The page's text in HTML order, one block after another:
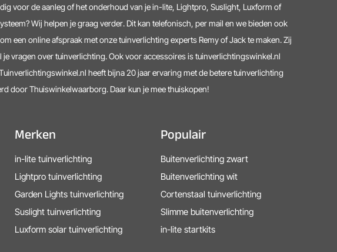
voor de aanleg of het onderhoud van je in-lite, Lightpro, Suslight, Luxform of
Wij helpen je graag verder. Dit kan telefonisch, per mail en we bieden ook
een online afspraak met onze tuinverlichting experts Remy of Jack te maken. Zij
je vragen over tuinverlichting. Ook voor accessoires is tuinverlichtingswinkel.nl
heeft bijna 20 jaar ervaring met de betere tuinverlichting
door Thuiswinkelwaarborg. Daar kun je mee thuiskopen!
Merken
in-lite tuinverlichting
Lightpro tuinverlichting
Garden Lights tuinverlichting
Suslight tuinverlichting
Luxform solar tuinverlichting
Populair
Buitenverlichting zwart
Buitenverlichting wit
Cortenstaal tuinverlichting
Slimme buitenverlichting
in-lite startkits